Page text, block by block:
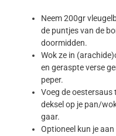
Neem 200gr
de puntjes van de
doormidden.
Wok ze in
en geraspte verse
peper.
Voeg de oestersaus
deksel op je pan/
gaar.
Optioneel kun je